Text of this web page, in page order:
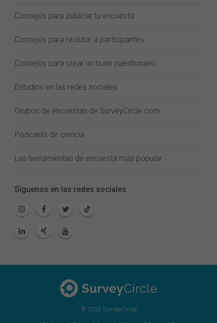
Consejos para publicar tu encuesta
Consejos para reclutar a participantes
Consejos para crear un buen cuestionario
Estudios en las redes sociales
Grupos de encuestas de SurveyCircle.com
Podcasts de ciencia
Las herramientas de encuesta más popular
Síguenos en las redes sociales
© 2026 SurveyCircle